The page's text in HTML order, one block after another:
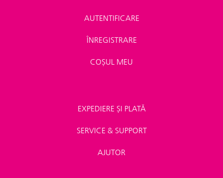
AUTENTIFICARE
ÎNREGISTRARE
COȘUL MEU
EXPEDIERE ȘI PLATĂ
SERVICE & SUPPORT
AJUTOR